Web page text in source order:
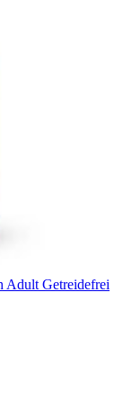
Adult Getreidefrei